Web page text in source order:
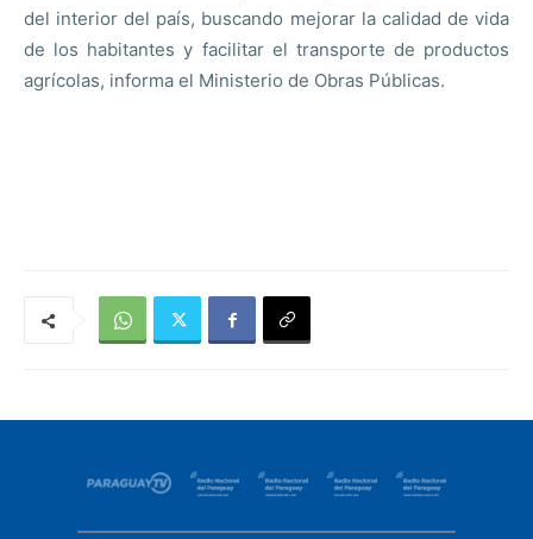
del interior del país, buscando mejorar la calidad de vida
de los habitantes y facilitar el transporte de productos
agrícolas, informa el Ministerio de Obras Públicas.